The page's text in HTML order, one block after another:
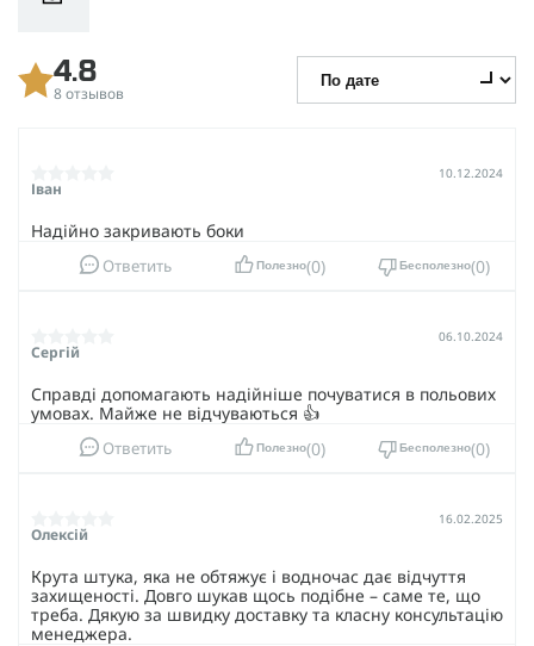
4.8
8 отзывов
Іван
10.12.2024
Надійно закривають боки
Ответить Полезно 0 Бесполезно 0
Сергій
06.10.2024
Справді допомагають надійніше почуватися в польових
умовах. Майже не відчуваються 👍
Ответить Полезно 0 Бесполезно 0
Олексій
16.02.2025
Крута штука, яка не обтяжує і водночас дає відчуття
захищеності. Довго шукав щось подібне – саме те, що
треба. Дякую за швидку доставку та класну консультацію
менеджера.